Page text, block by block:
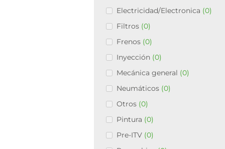
Electricidad/Electronica (0)
Filtros (0)
Frenos (0)
Inyección (0)
Mecánica general (0)
Neumáticos (0)
Otros (0)
Pintura (0)
Pre-ITV (0)